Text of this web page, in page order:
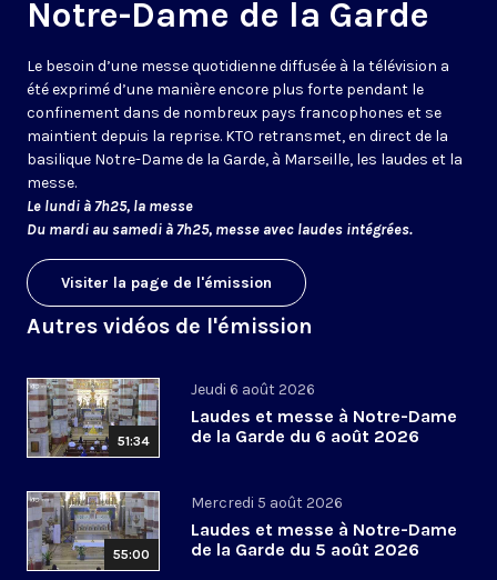
Notre-Dame de la Garde
Le besoin d’une messe quotidienne diffusée à la télévision a
été exprimé d’une manière encore plus forte pendant le
confinement dans de nombreux pays francophones et se
maintient depuis la reprise. KTO retransmet, en direct de la
basilique Notre-Dame de la Garde, à Marseille, les laudes et la
messe.
Le lundi à 7h25, la messe
Du mardi au samedi à 7h25, messe avec laudes intégrées.
Visiter la page de l'émission
Autres vidéos de l'émission
51:34
Jeudi 6 août 2026
Laudes et messe à Notre-Dame
de la Garde du 6 août 2026
55:00
Mercredi 5 août 2026
Laudes et messe à Notre-Dame
de la Garde du 5 août 2026